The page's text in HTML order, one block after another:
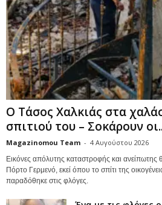
Ο Τάσος Χαλκιάς στα
σπιτιού του – Σοκάρουν
Magazinomou Team - 4 Αυγούστου 2026
Εικόνες απόλυτης καταστροφής και
Πόρτο Γερμενό, εκεί όπου το σπίτι της
παραδόθηκε στις φλόγες.